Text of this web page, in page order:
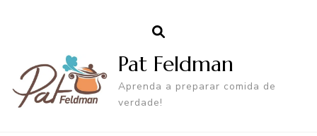
Pat Feldman
Aprenda a preparar comida de
verdade!